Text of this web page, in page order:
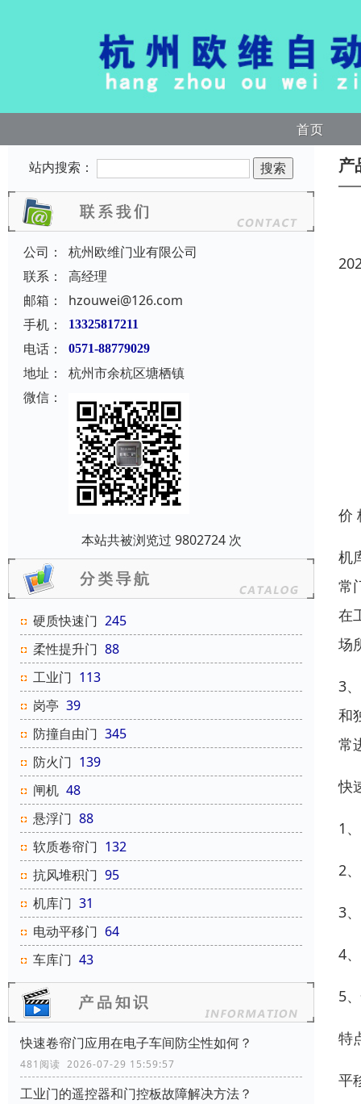
首页
站内搜索：
公司：
杭州欧维门业有限公司
联系：
高经理
邮箱：
hzouwei@126.com
手机：
13325817211
电话： 0571-88779029
地址：
杭州市余杭区塘栖镇
微信：
本站共被浏览过 9802724 次
硬质快速门 245
柔性提升门 88
工业门 113
岗亭 39
防撞自由门 345
防火门 139
闸机 48
悬浮门 88
软质卷帘门 132
抗风堆积门 95
机库门 31
电动平移门 64
车库门 43
快速卷帘门应用在电子车间防尘性如何？
481阅读 2026-07-29 15:59:57
工业门的遥控器和门控板故障解决方法？
产
价
机
常
在
场
3
和
常
快
1
2
3
4
5
特
平